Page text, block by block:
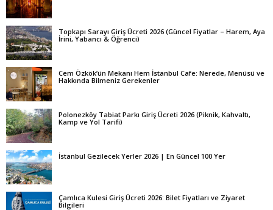
Topkapı Sarayı Giriş Ücreti 2026 (Güncel Fiyatlar – Harem, Aya
İrini, Yabancı & Öğrenci)
Cem Özkök’ün Mekanı Hem İstanbul Cafe: Nerede, Menüsü ve
Hakkında Bilmeniz Gerekenler
Polonezköy Tabiat Parkı Giriş Ücreti 2026 (Piknik, Kahvaltı,
Kamp ve Yol Tarifi)
İstanbul Gezilecek Yerler 2026 | En Güncel 100 Yer
Çamlıca Kulesi Giriş Ücreti 2026: Bilet Fiyatları ve Ziyaret
Bilgileri